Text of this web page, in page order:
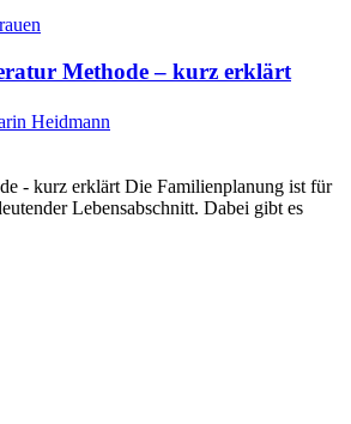
Methode – kurz erklärt
Heidmann
- kurz erklärt Die Familienplanung ist für
Lebensabschnitt. Dabei gibt es